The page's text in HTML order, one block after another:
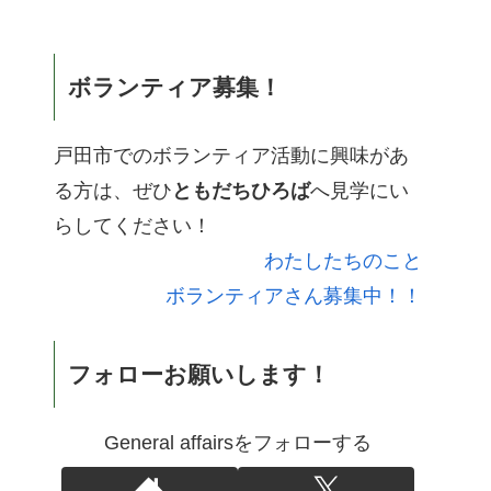
ボランティア募集！
戸田市でのボランティア活動に興味があ
る方は、ぜひ ともだちひろばへ見学にい
らしてください！
わたしたちのこと
ボランティアさん募集中！！
フォローお願いします！
General affairsをフォローする